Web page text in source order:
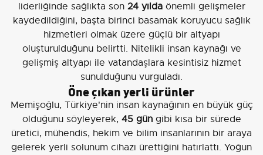
liderliğinde sağlıkta son 24 yıldaönemli gelişmeler
kaydedildiğini, başta birinci basamak koruyucu sağlık
hizmetleri olmak üzere güçlü bir altyapı
oluşturulduğunu belirtti. Nitelikli insan kaynağı ve
gelişmiş altyapı ile vatandaşlara kesintisiz hizmet
sunulduğunu vurguladı.
Öne çıkan yerli ürünler
Memişoğlu, Türkiye'nin insan kaynağının en büyük güç
olduğunu söyleyerek, 45 güngibi kısa bir sürede
üretici, mühendis, hekim ve bilim insanlarının bir araya
gelerek yerli solunum cihazı ürettiğini hatırlattı. Yoğun